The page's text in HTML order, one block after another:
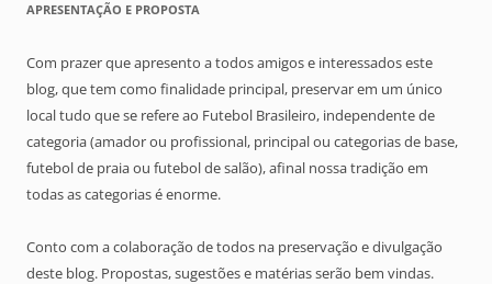
APRESENTAÇÃO E PROPOSTA
Com prazer que apresento a todos amigos e interessados este
blog, que tem como finalidade principal, preservar em um único
local tudo que se refere ao Futebol Brasileiro, independente de
categoria (amador ou profissional, principal ou categorias de base,
futebol de praia ou futebol de salão), afinal nossa tradição em
todas as categorias é enorme.
Conto com a colaboração de todos na preservação e divulgação
deste blog. Propostas, sugestões e matérias serão bem vindas.